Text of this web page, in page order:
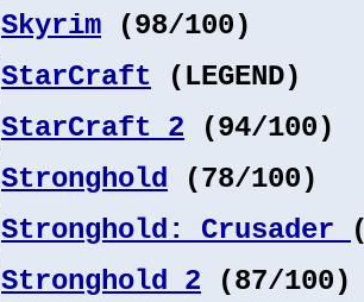
Skyrim (98/100)
StarCraft (LEGEND)
StarCraft 2 (94/100)
Stronghold (78/100)
Stronghold: Crusader
Stronghold 2 (87/100)